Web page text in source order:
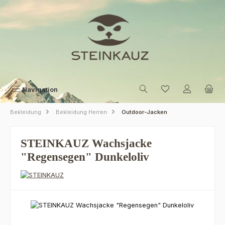
Zum Hauptinhalt springen
Navigation
Bekleidung Bekleidung Herren Outdoor-Jacken
STEINKAUZ Wachsjacke
"Regensegen" Dunkeloliv
Bildergalerie überspringen